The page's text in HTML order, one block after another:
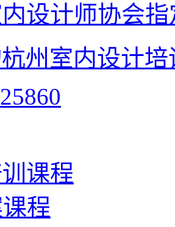
设计师协会
州室内设计
课程
程